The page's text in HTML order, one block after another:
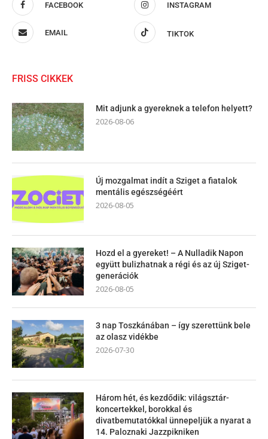
FACEBOOK INSTAGRAM
EMAIL TIKTOK
FRISS CIKKEK
Mit adjunk a gyereknek a telefon helyett?
2026-08-06
Új mozgalmat indít a Sziget a fiatalok
mentális egészségéért
2026-08-05
Hozd el a gyereket! – A Nulladik Napon
együtt bulizhatnak a régi és az új Sziget-
generációk
2026-08-05
3 nap Toszkánában – így szerettünk bele
az olasz vidékbe
2026-07-30
Három hét, és kezdődik: világsztár-
koncertekkel, borokkal és
divatbemutatókkal ünnepeljük a nyarat a
14. Paloznaki Jazzpikniken